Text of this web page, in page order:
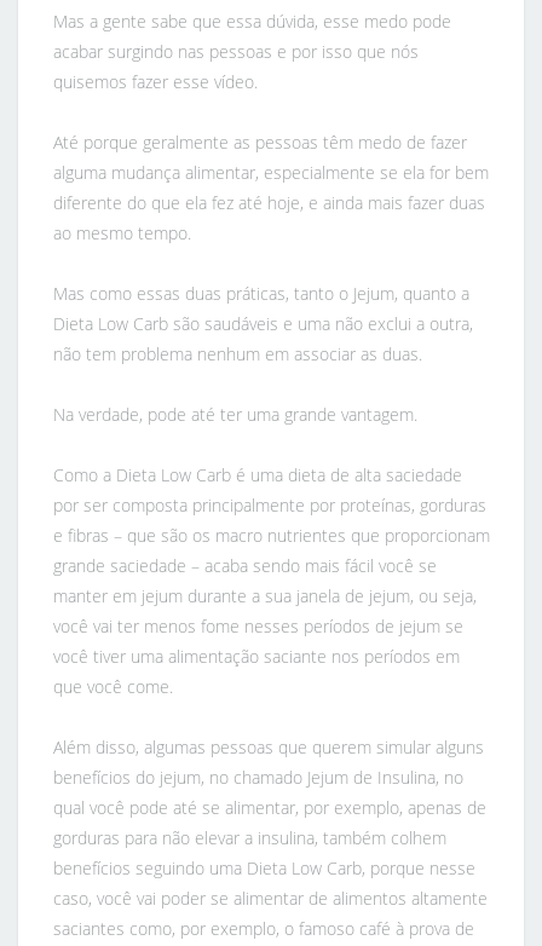
Mas a gente sabe que essa dúvida, esse medo pode
acabar surgindo nas pessoas e por isso que nós
quisemos fazer esse vídeo.
Até porque geralmente as pessoas têm medo de fazer
alguma mudança alimentar, especialmente se ela for bem
diferente do que ela fez até hoje, e ainda mais fazer duas
ao mesmo tempo.
Mas como essas duas práticas, tanto o Jejum, quanto a
Dieta Low Carb são saudáveis e uma não exclui a outra,
não tem problema nenhum em associar as duas.
Na verdade, pode até ter uma grande vantagem.
Como a Dieta Low Carb é uma dieta de alta saciedade
por ser composta principalmente por proteínas, gorduras
e fibras – que são os macro nutrientes que proporcionam
grande saciedade – acaba sendo mais fácil você se
manter em jejum durante a sua janela de jejum, ou seja,
você vai ter menos fome nesses períodos de jejum se
você tiver uma alimentação saciante nos períodos em
que você come.
Além disso, algumas pessoas que querem simular alguns
benefícios do jejum, no chamado Jejum de Insulina, no
qual você pode até se alimentar, por exemplo, apenas de
gorduras para não elevar a insulina, também colhem
benefícios seguindo uma Dieta Low Carb, porque nesse
caso, você vai poder se alimentar de alimentos altamente
saciantes como, por exemplo, o famoso café à prova de